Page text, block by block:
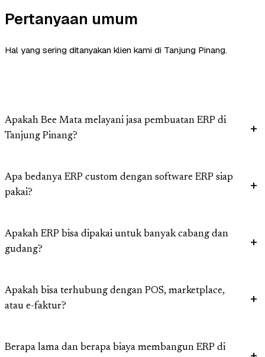
Pertanyaan umum
Hal yang sering ditanyakan klien kami di Tanjung Pinang.
Apakah Bee Mata melayani jasa pembuatan ERP di
Tanjung Pinang?
Apa bedanya ERP custom dengan software ERP siap
pakai?
Apakah ERP bisa dipakai untuk banyak cabang dan
gudang?
Apakah bisa terhubung dengan POS, marketplace,
atau e-faktur?
Berapa lama dan berapa biaya membangun ERP di